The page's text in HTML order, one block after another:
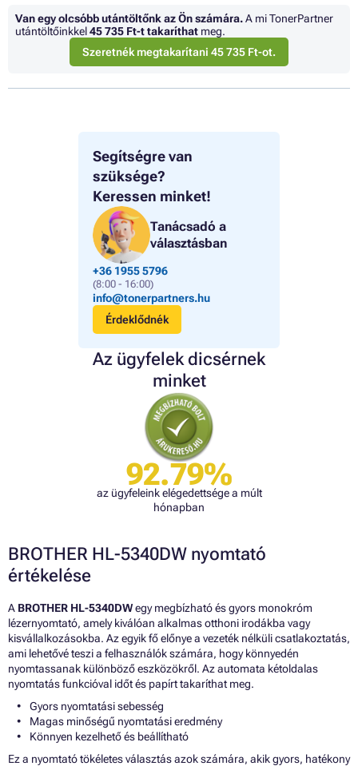
Segítségre van
szüksége?
Keressen minket!
Tanácsadó a
választásban
+36 1955 5796
(8:00 - 16:00)
info@tonerpartners.hu
Érdeklődnék
Az ügyfelek dicsérnek
minket
92.79%
az ügyfeleink elégedettsége a múlt
hónapban
Van egy olcsóbb utántöltőnk az Ön számára.A mi TonerPartner
utántöltőinkkel45 735 Ft-t takaríthat meg.
Szeretnék megtakarítani 45 735 Ft-ot.
BROTHER HL-5340DW nyomtató
értékelése
A BROTHER HL-5340DWegy megbízható és gyors monokróm
lézernyomtató, amely kiválóan alkalmas otthoni irodákba vagy
kisvállalkozásokba. Az egyik fő előnye a vezeték nélküli csatlakoztatás,
ami lehetővé teszi a felhasználók számára, hogy könnyedén
nyomtassanak különböző eszközökről. Az automata kétoldalas
nyomtatás funkcióval időt és papírt takaríthat meg.
Gyors nyomtatási sebesség
Magas minőségű nyomtatási eredmény
Könnyen kezelhető és beállítható
Ez a nyomtató tökéletes választás azok számára, akik gyors, hatékony